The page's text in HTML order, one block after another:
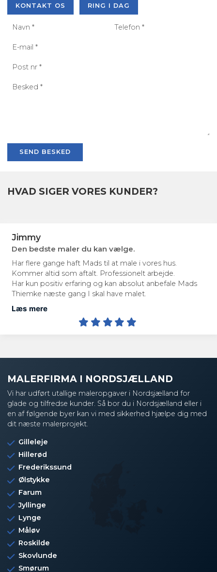
KONTAKT OS RING I DAG
Post
HVAD SIGER VORES KUNDER?
Sofia
Bedste oplevelse
Jeg havde for nylig fornøjelsen af at få malet min
lejlighed af malerfirmaet Mads Thiemke, og jeg kan ikke
andet end at anbefale dem på det varmeste. Fra start til
slut var processen helt igennem professionel og
problemfri. Det er tydeligt, at Mads lægger stor vægt
på detaljerne og ikke går på kompromis med kvaliteten.
Læs mere
MALERFIRMA I NORDSJÆLLAND
Vi har udført utallige maleropgaver i Nordsjælland for
glade og tilfredse kunder. Så bor du i Nordsjælland eller i
en af følgende byer kan vi med sikkerhed hjælpe dig med
dit næste malerprojekt.
Gilleleje
Hillerød
Frederikssund
Ølstykke
Farum
Jyllinge
Lynge
Måløv
Roskilde
Skovlunde
Smørum